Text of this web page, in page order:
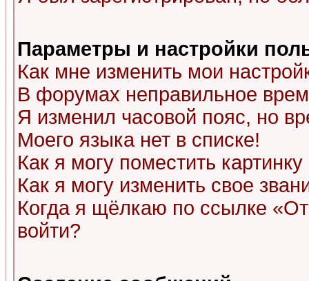
Параметры и настройки
Как мне изменить мои
В форумах неправильное
Я изменил часовой пояс, но
Моего языка нет в списке!
Как я могу поместить
Как я могу изменить свое
Когда я щёлкаю по ссылке
войти?